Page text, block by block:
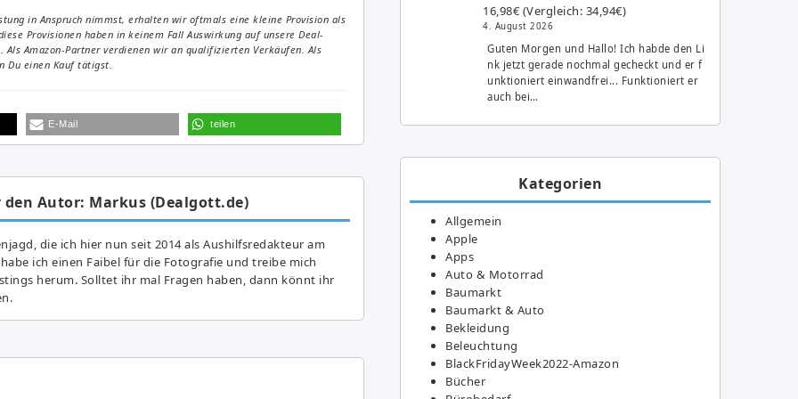
in Anspruch nimmst, erhalten wir oftmals eine kleine Provision als
Provisionen haben in keinem Fall Auswirkung auf unsere Deal-
Amazon-Partner verdienen wir an qualifizierten Verkäufen. Als
Du einen Kauf tätigst.
E-Mail teilen
den Autor: Markus (Dealgott.de)
die ich hier nun seit 2014 als Aushilfsredakteur am
ich einen Faibel für die Fotografie und treibe mich
herum. Solltet ihr mal Fragen haben, dann könnt ihr
16,98€ (Vergleich: 34,94€)
4. August 2026
Guten Morgen und Hallo! Ich habde den Li
nk jetzt gerade nochmal gecheckt und er f
unktioniert einwandfrei... Funktioniert er
auch bei…
Kategorien
Allgemein
Apple
Apps
Auto & Motorrad
Baumarkt
Baumarkt & Auto
Bekleidung
Beleuchtung
BlackFridayWeek2022-Amazon
Bücher